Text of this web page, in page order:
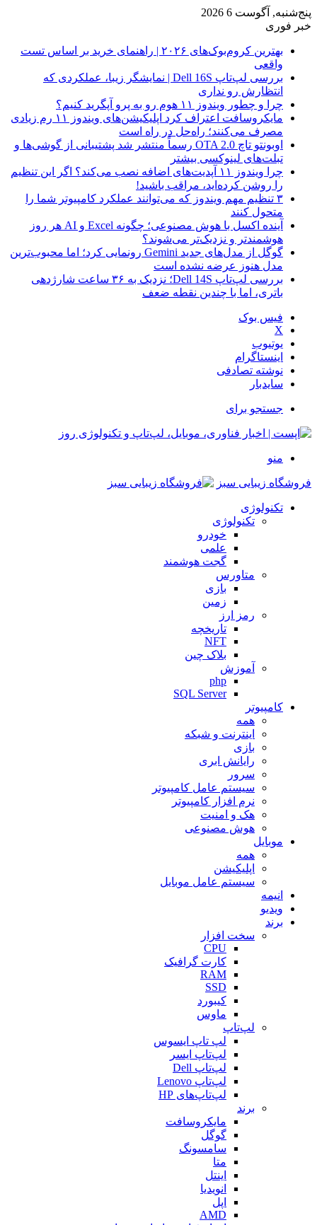
پنج‌شنبه, آگوست 6 2026
خبر فوری
بهترین کروم‌بوک‌های ۲۰۲۶ | راهنمای خرید بر اساس تست
واقعی
بررسی لپ‌تاپ Dell 16S | نمایشگر زیبا، عملکردی که
انتظارش رو نداری
چرا و چطور ویندوز ۱۱ هوم رو به پرو آپگرید کنیم؟
مایکروسافت اعتراف کرد اپلیکیشن‌های ویندوز ۱۱ رم زیادی
مصرف می‌کنند؛ راه‌حل در راه است
اوبونتو تاچ OTA 2.0 رسماً منتشر شد پشتیبانی از گوشی‌ها و
تبلت‌های لینوکسی بیشتر
چرا ویندوز ۱۱ آپدیت‌های اضافه نصب می‌کند؟ اگر این تنظیم
را روشن کرده‌اید، مراقب باشید!
۳ تنظیم مهم ویندوز که می‌توانند عملکرد کامپیوتر شما را
متحول کنند
آینده اکسل با هوش مصنوعی؛ چگونه Excel و AI هر روز
هوشمندتر و نزدیک‌تر می‌شوند؟
گوگل از مدل‌های جدید Gemini رونمایی کرد؛ اما محبوب‌ترین
مدل هنوز عرضه نشده است
بررسی لپ‌تاپ Dell 14S؛ نزدیک به ۳۶ ساعت شارژدهی
باتری، اما با چندین نقطه ضعف
فیس بوک
X
یوتیوب
اینستاگرام
نوشته تصادفی
سایدبار
جستجو برای
منو
فروشگاه زیبایی سبز
تکنولوژی
تکنولوژی
خودرو
علمی
گجت هوشمند
متاورس
بازی
زمین
رمز ارز
تاریخچه
NFT
بلاک چین
آموزش
php
SQL Server
کامپیوتر
همه
اینترنت و شبکه
بازی
رایانش ابری
سرور
سیستم عامل کامپیوتر
نرم افزار کامپیوتر
هک و امنیت
هوش مصنوعی
موبایل
همه
اپلیکیشن
سیستم عامل موبایل
انیمه
ویدیو
برند
سخت افزار
CPU
کارت گرافیک
RAM
SSD
کیبورد
ماوس
لپ‌تاپ
لپ تاپ ایسوس
لپ‌تاپ ایسر
لپ‌تاپ Dell
لپ‌تاپ Lenovo
لپ‌تاپ‌های HP
برند
مایکروسافت
گوگل
سامسونگ
متا
اینتل
انویدیا
اپل
AMD